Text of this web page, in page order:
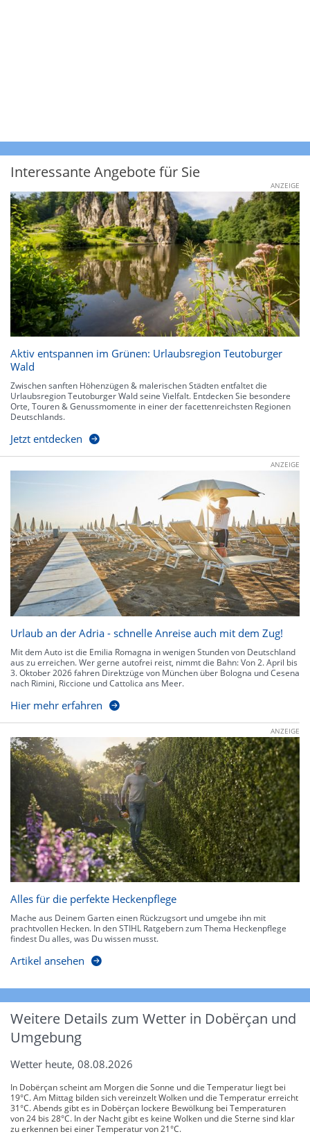
Interessante Angebote für Sie
ANZEIGE
Aktiv entspannen im Grünen: Urlaubsregion Teutoburger
Wald
Zwischen sanften Höhenzügen & malerischen Städten entfaltet die
Urlaubsregion Teutoburger Wald seine Vielfalt. Entdecken Sie besondere
Orte, Touren & Genussmomente in einer der facettenreichsten Regionen
Deutschlands.
Jetzt entdecken
ANZEIGE
Urlaub an der Adria - schnelle Anreise auch mit dem Zug!
Mit dem Auto ist die Emilia Romagna in wenigen Stunden von Deutschland
aus zu erreichen. Wer gerne autofrei reist, nimmt die Bahn: Von 2. April bis
3. Oktober 2026 fahren Direktzüge von München über Bologna und Cesena
nach Rimini, Riccione und Cattolica ans Meer.
Hier mehr erfahren
ANZEIGE
Alles für die perfekte Heckenpflege
Mache aus Deinem Garten einen Rückzugsort und umgebe ihn mit
prachtvollen Hecken. In den STIHL Ratgebern zum Thema Heckenpflege
findest Du alles, was Du wissen musst.
Artikel ansehen
Weitere Details zum Wetter in Dobërçan und
Umgebung
Wetter heute, 08.08.2026
In Dobërçan scheint am Morgen die Sonne und die Temperatur liegt bei
19°C. Am Mittag bilden sich vereinzelt Wolken und die Temperatur erreicht
31°C. Abends gibt es in Dobërçan lockere Bewölkung bei Temperaturen
von 24 bis 28°C. In der Nacht gibt es keine Wolken und die Sterne sind klar
zu erkennen bei einer Temperatur von 21°C.